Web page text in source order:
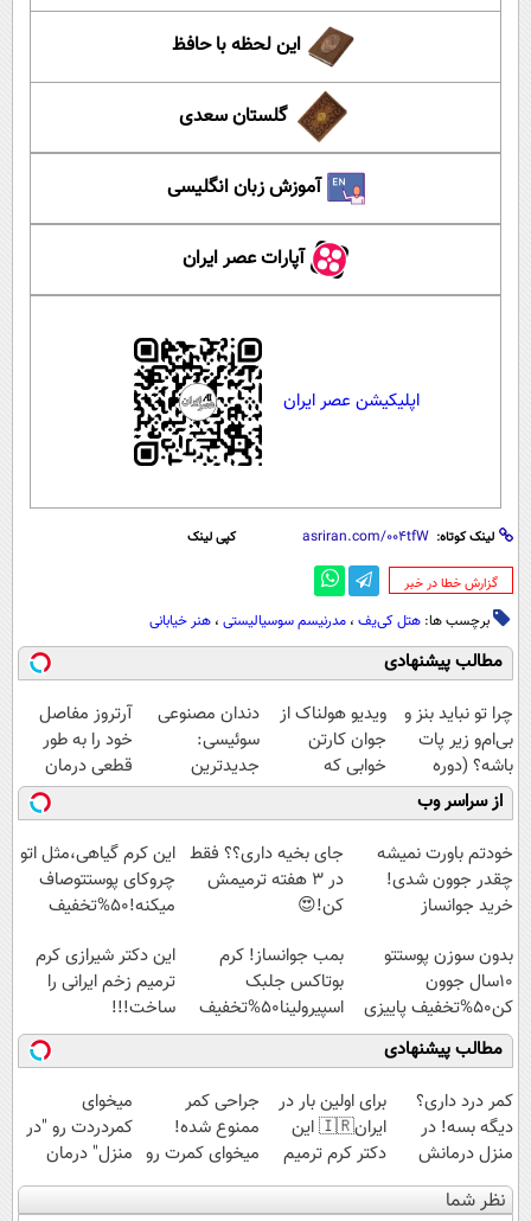
این لحظه با حافظ
گلستان سعدی
آموزش زبان انگلیسی
آپارات عصر ایران
اپلیکیشن عصر ایران
لینک کوتاه: کپی لینک
‌گزارش خطا در خبر
برچسب ها: هتل کی‌یف ، مدرنیسم سوسیالیستی ، هنر خیابانی
مطالب پیشنهادی
چرا تو نباید بنز و
بی‌ام‌و زیر پات
باشه؟ (دوره
رایگان درآمد
میلیاردی)
ویدیو هولناک از
جوان کارتن
خوابی که
میلیاردر شد.
آموزش رایگان
دندان مصنوعی
سوئیسی:
جدیدترین
فناوری اروپا،
سبک و مقاوم |
پرداخت قسطی
آرتروز مفاصل
خود را به طور
قطعی درمان
کنید!
◗پرسش‌نامه◖
از سراسر وب
خودتم باورت نمیشه
چقدر جوون شدی!
خرید جوانساز
ویژه
جای بخیه داری؟؟ فقط
در 3 هفته ترمیمش
کن!😍
این کرم گیاهی،مثل اتو
چروکای پوستتوصاف
میکنه!50%تخفیف
بدون سوزن پوستتو
10سال جوون
کن50%تخفیف پاییزی
بمب جوانساز! کرم
بوتاکس جلبک
اسپیرولینا50%تخفیف
این دکتر شیرازی کرم
ترمیم زخم ایرانی را
ساخت!!!
مطالب پیشنهادی
کمر درد داری؟
دیگه بسه! در
منزل درمانش
کن
(◀پرسش‌نامه)
برای اولین بار در
ایران🇮🇷 این
دکتر کرم ترمیم
کننده 23 روزه
ساخت!
جراحی کمر
ممنوع شده!
میخوای کمرت رو
در منزل درمان
کنی؟
میخوای
کمردردت رو "در
منزل" درمان
کنی؟ (◂فیلم +
◂پرسش‌نامه)
نظر شما